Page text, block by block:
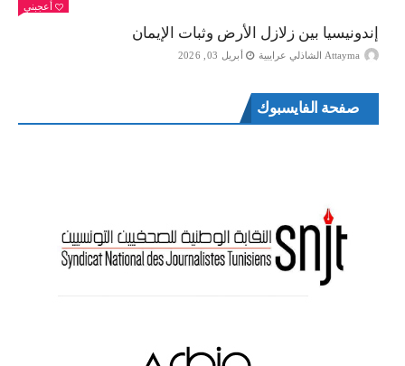
أعجبني
إندونيسيا بين زلازل الأرض وثبات الإيمان
Attayma الشاذلي عرايبية أبريل 03, 2026
صفحة الفايسبوك